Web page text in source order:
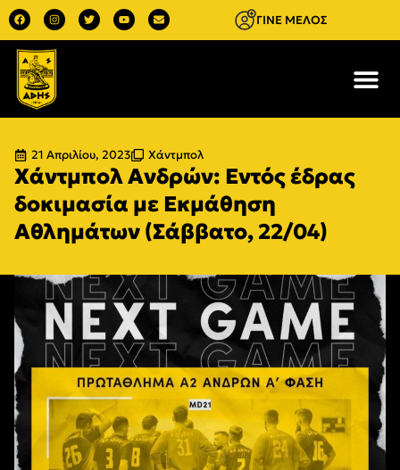
ΓΙΝΕ ΜΕΛΟΣ
21 Απριλίου, 2023 Χάντμπολ
Χάντμπολ Ανδρών: Εντός έδρας
δοκιμασία με Εκμάθηση
Αθλημάτων (Σάββατο, 22/04)